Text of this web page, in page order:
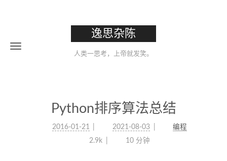
逸思杂陈
人类一思考，上帝就发笑。
Python排序算法总结
2016-01-21 2021-08-03
编程
2.9k
10 分钟